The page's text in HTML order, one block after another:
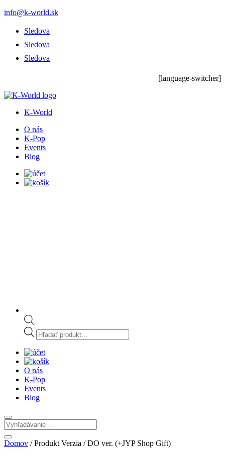
info@k-world.sk
Sledova
Sledova
Sledova
[language-switcher]
K-World
O nás
K-Pop
Events
Blog
Products
search
O nás
K-Pop
Events
Blog
Domov / Produkt Verzia / DO ver. (+JYP Shop Gift)